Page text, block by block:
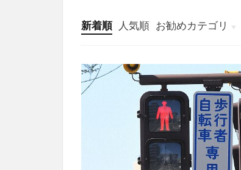
新着順 人気順 お勧めカテゴリ
投稿
学び
マンガ
電子書籍